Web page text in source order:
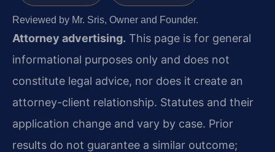
Reviewed by Mr. Sris, Owner and Founder.
Attorney advertising. This page is for general
informational purposes only and does not
constitute legal advice, nor does it create an
attorney-client relationship. Statutes and their
application change and vary by case. Prior
results do not guarantee a similar outcome;